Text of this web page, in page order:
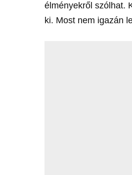
élményekről szólhat.
ki. Most nem igazán